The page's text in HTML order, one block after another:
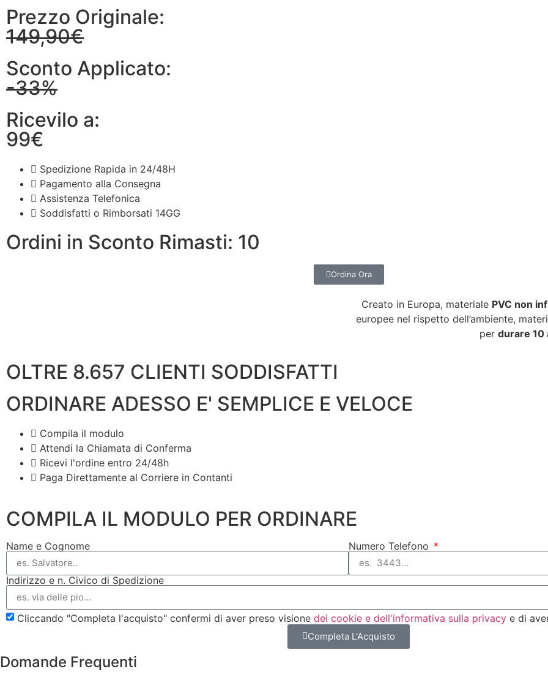
Prezzo Originale:
149,90€
Sconto Applicato:
-33%
Ricevilo a:
99€
Spedizione Rapida in 24/48H
Pagamento alla Consegna
Assistenza Telefonica
Soddisfatti o Rimborsati 14GG
Ordini in Sconto Rimasti: 10
Ordina Ora
Creato in Europa, materiale PVC non
europee nel rispetto dell’ambiente,
per durare 10
OLTRE 8.657 CLIENTI SODDISFATTI
ORDINARE ADESSO E' SEMPLICE E VELOCE
Compila il modulo
Attendi la Chiamata di Conferma
Ricevi l'ordine entro 24/48h
Paga Direttamente al Corriere in Contanti
COMPILA IL MODULO PER ORDINARE
Name e Cognome Numero Telefono
Indirizzo e n. Civico di Spedizione
Cliccando "Completa l'acquisto" confermi di aver preso visione dei cookie e dell'informativa sulla privacy e di
Completa L'Acquisto
Domande Frequenti